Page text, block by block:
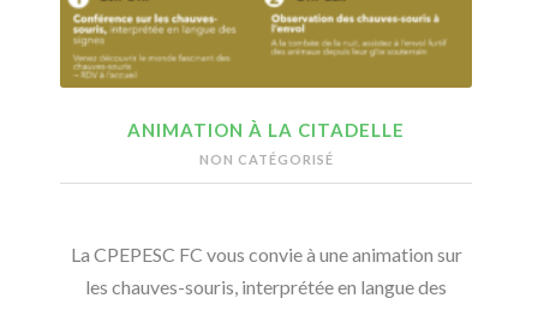
ANIMATION À LA CITADELLE
NON CATÉGORISÉ
La CPEPESC FC vous convie à une animation sur
les chauves-souris, interprétée en langue des